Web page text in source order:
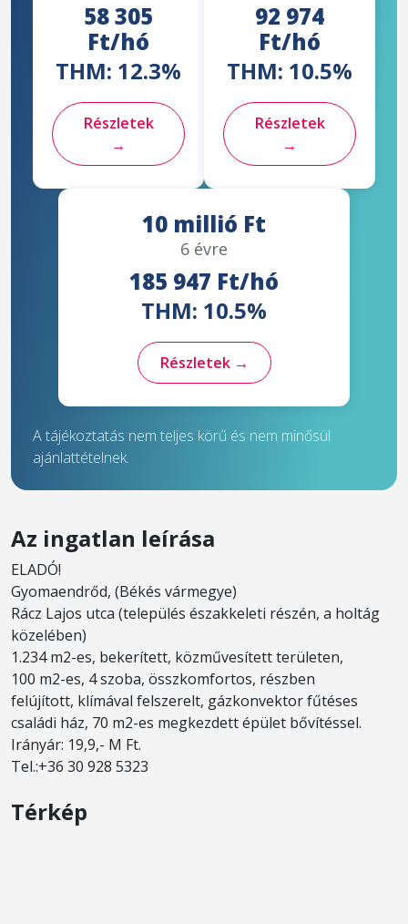
58 305
Ft/hó
THM: 12.3%
Részletek
→
92 974
Ft/hó
THM: 10.5%
Részletek
→
10 millió Ft
6 évre
185 947 Ft/hó
THM: 10.5%
Részletek →
A tájékoztatás nem teljes körű és nem minősül
ajánlattételnek.
Az ingatlan leírása
ELADÓ!
Gyomaendrőd, (Békés vármegye)
Rácz Lajos utca (település északkeleti részén, a holtág
közelében)
1.234 m2-es, bekerített, közművesített területen,
100 m2-es, 4 szoba, összkomfortos, részben
felújított, klímával felszerelt, gázkonvektor fűtéses
családi ház, 70 m2-es megkezdett épület bővítéssel.
Irányár: 19,9,- M Ft.
Tel.:+36 30 928 5323
Térkép